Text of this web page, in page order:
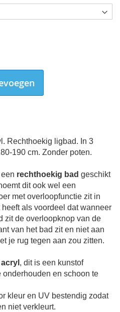
Rechthoekig ligbad. In 3
190 cm. Zonder poten.
rechthoekig bad geschikt
dit ook wel een
met overloopfunctie zit in
als voordeel dat wanneer
zit de overloopknop van de
van het bad zit en niet aan
je rug tegen aan zou zitten.
, dit is een kunstof
onderhouden en schoon te
kleur en UV bestendig zodat
niet verkleurt.